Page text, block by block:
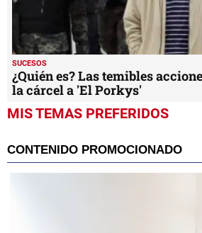
SUCESOS
¿Quién es? Las temibles
la cárcel a 'El Porkys'
MIS TEMAS PREFERIDOS